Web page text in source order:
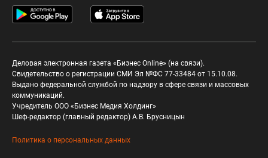
Деловая электронная газета «Бизнес Online» (на связи).
Свидетельство о регистрации СМИ Эл №ФС 77-33484 от 15.10.08.
Выдано федеральной службой по надзору в сфере связи и массовых
коммуникаций.
Учредитель ООО «Бизнес Медия Холдинг»
Шеф-редактор (главный редактор) А.В. Брусницын
Политика о персональных данных